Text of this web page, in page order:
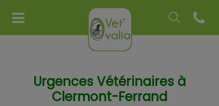
Page d'accueil de Vet'Ovalia
Open
Recherche
Urgences Vétérinaires à
Clermont-Ferrand